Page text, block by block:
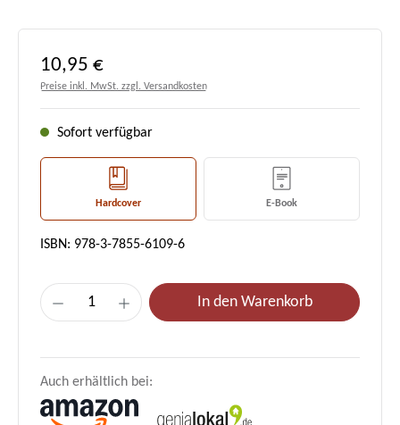
Regulärer Preis:
10,95 €
Preise inkl. MwSt. zzgl. Versandkosten
Sofort verfügbar
Hardcover E-Book
ISBN: 978-3-7855-6109-6
Produkt Anzahl: Gib den gewünschten
In den Warenkorb
Auch erhältlich bei: